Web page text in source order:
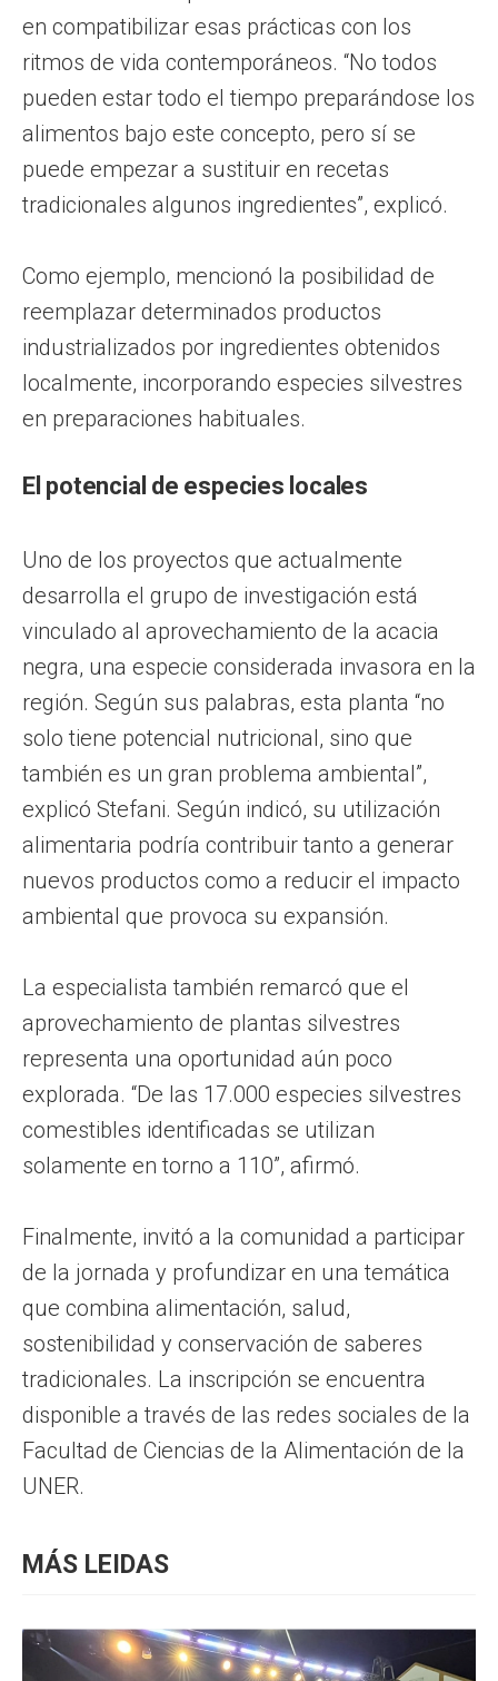
en compatibilizar esas prácticas con los
ritmos de vida contemporáneos. “No todos
pueden estar todo el tiempo preparándose los
alimentos bajo este concepto, pero sí se
puede empezar a sustituir en recetas
tradicionales algunos ingredientes”, explicó.
Como ejemplo, mencionó la posibilidad de
reemplazar determinados productos
industrializados por ingredientes obtenidos
localmente, incorporando especies silvestres
en preparaciones habituales.
El potencial de especies locales
Uno de los proyectos que actualmente
desarrolla el grupo de investigación está
vinculado al aprovechamiento de la acacia
negra, una especie considerada invasora en la
región. Según sus palabras, esta planta “no
solo tiene potencial nutricional, sino que
también es un gran problema ambiental”,
explicó Stefani. Según indicó, su utilización
alimentaria podría contribuir tanto a generar
nuevos productos como a reducir el impacto
ambiental que provoca su expansión.
La especialista también remarcó que el
aprovechamiento de plantas silvestres
representa una oportunidad aún poco
explorada. “De las 17.000 especies silvestres
comestibles identificadas se utilizan
solamente en torno a 110”, afirmó.
Finalmente, invitó a la comunidad a participar
de la jornada y profundizar en una temática
que combina alimentación, salud,
sostenibilidad y conservación de saberes
tradicionales. La inscripción se encuentra
disponible a través de las redes sociales de la
Facultad de Ciencias de la Alimentación de la
UNER.
MÁS LEIDAS